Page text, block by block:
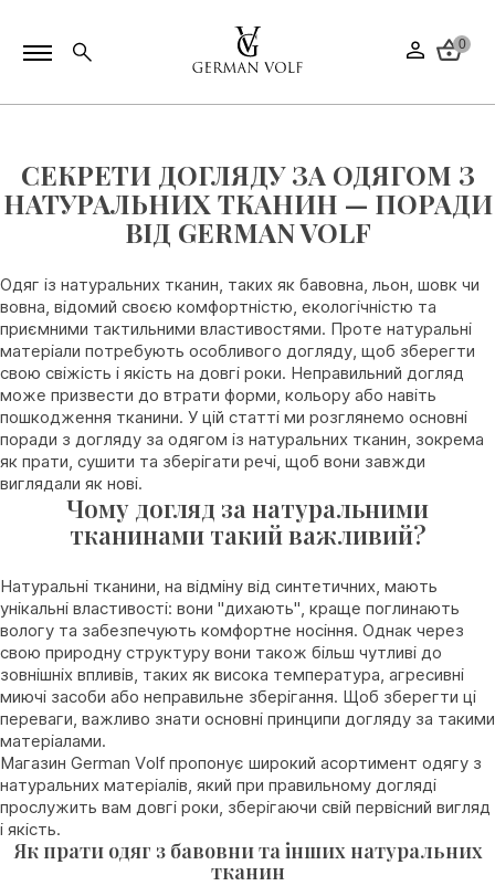
0
СЕКРЕТИ ДОГЛЯДУ ЗА ОДЯГОМ З
НАТУРАЛЬНИХ ТКАНИН — ПОРАДИ
ВІД GERMAN VOLF
Одяг із натуральних тканин, таких як бавовна, льон, шовк чи
вовна, відомий своєю комфортністю, екологічністю та
приємними тактильними властивостями. Проте натуральні
матеріали потребують особливого догляду, щоб зберегти
свою свіжість і якість на довгі роки. Неправильний догляд
може призвести до втрати форми, кольору або навіть
пошкодження тканини. У цій статті ми розглянемо основні
поради з догляду за одягом із натуральних тканин, зокрема
як прати, сушити та зберігати речі, щоб вони завжди
виглядали як нові.
Чому догляд за натуральними
тканинами такий важливий?
Натуральні тканини, на відміну від синтетичних, мають
унікальні властивості: вони "дихають", краще поглинають
вологу та забезпечують комфортне носіння. Однак через
свою природну структуру вони також більш чутливі до
зовнішніх впливів, таких як висока температура, агресивні
миючі засоби або неправильне зберігання. Щоб зберегти ці
переваги, важливо знати основні принципи догляду за такими
матеріалами.
Магазин German Volf пропонує широкий асортимент одягу з
натуральних матеріалів, який при правильному догляді
прослужить вам довгі роки, зберігаючи свій первісний вигляд
і якість.
Як прати одяг з бавовни та інших натуральних
тканин